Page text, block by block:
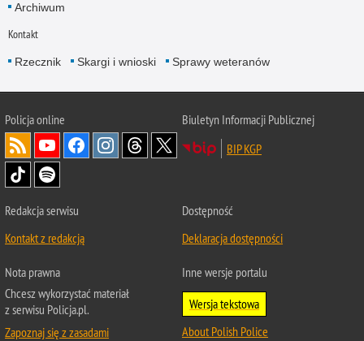
Archiwum
Kontakt
Rzecznik Skargi i wnioski Sprawy weteranów
Policjaonline
Biuletyn Informacji Publicznej
BIP KGP
Redakcja serwisu
Kontakt z redakcją
Dostępność
Deklaracja dostępności
Nota prawna
Chcesz wykorzystać materiał
z serwisu Policja.pl.
Zapoznaj się z zasadami
Inne wersje portalu
Wersja tekstowa
About Polish Police